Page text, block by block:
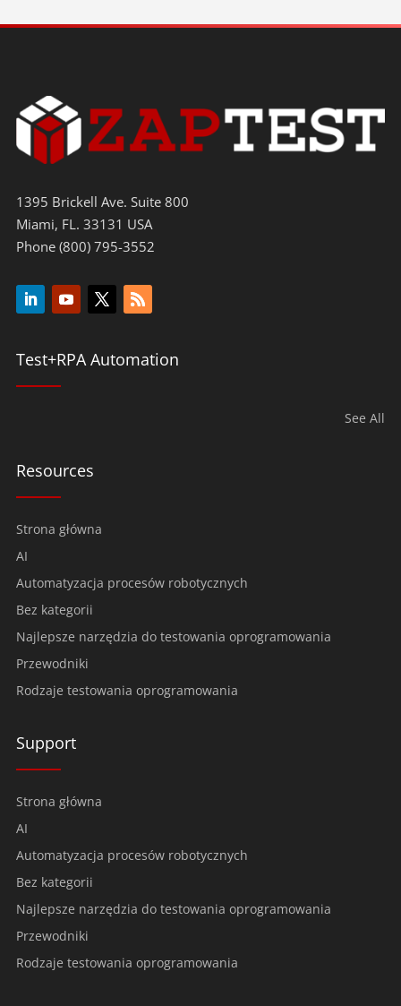
1395 Brickell Ave. Suite 800
Miami, FL. 33131 USA
Phone (800) 795-3552
Test+RPA Automation
See All
Resources
Strona główna
AI
Automatyzacja procesów robotycznych
Bez kategorii
Najlepsze narzędzia do testowania oprogramowania
Przewodniki
Rodzaje testowania oprogramowania
Support
Strona główna
AI
Automatyzacja procesów robotycznych
Bez kategorii
Najlepsze narzędzia do testowania oprogramowania
Przewodniki
Rodzaje testowania oprogramowania